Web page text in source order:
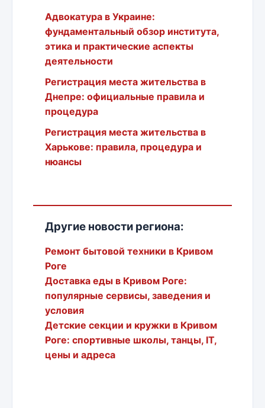
Адвокатура в Украине:
фундаментальный обзор института,
этика и практические аспекты
деятельности
Регистрация места жительства в
Днепре: официальные правила и
процедура
Регистрация места жительства в
Харькове: правила, процедура и
нюансы
Другие новости региона:
Ремонт бытовой техники в Кривом
Роге
Доставка еды в Кривом Роге:
популярные сервисы, заведения и
условия
Детские секции и кружки в Кривом
Роге: спортивные школы, танцы, IT,
цены и адреса